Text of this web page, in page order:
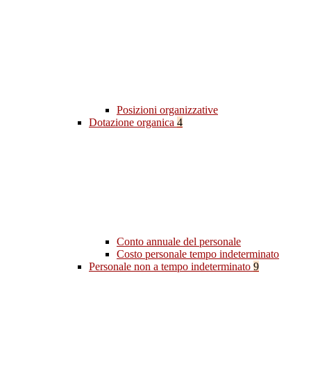
Posizioni organizzative
Dotazione organica 4
Conto annuale del personale
Costo personale tempo indeterminato
Personale non a tempo indeterminato 9